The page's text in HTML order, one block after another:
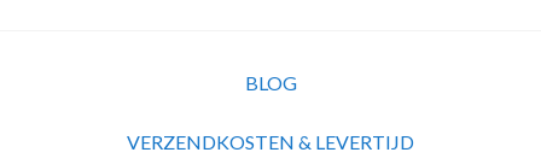
BLOG
VERZENDKOSTEN & LEVERTIJD